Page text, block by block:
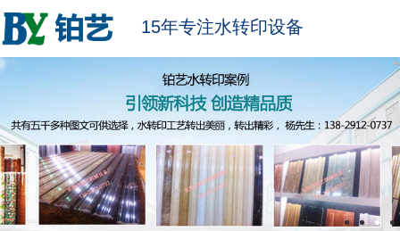
15年专注水转印设备